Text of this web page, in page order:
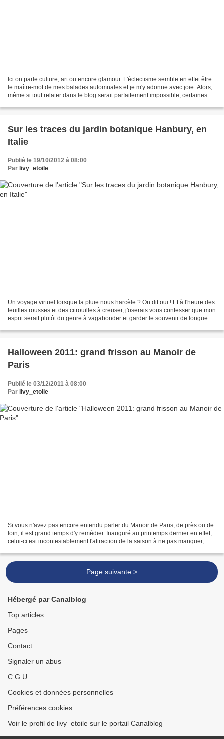
Ici on parle culture, art ou encore glamour. L'éclectisme semble en effet être
le maître-mot de mes balades automnales et je m'y adonne avec joie. Alors,
même si tout relater dans le blog serait parfaitement impossible, certaines
Sur les traces du jardin botanique Hanbury, en
Italie
Publié le 19/10/2012 à 08:00
Par livy_etoile
Un voyage virtuel lorsque la pluie nous harcèle ? On dit oui ! Et à l'heure des
feuilles rousses et des citrouilles à creuser, j'oserais vous confesser que mon
esprit serait plutôt du genre à vagabonder et garder le souvenir de longues
Halloween 2011: grand frisson au Manoir de
Paris
Publié le 03/12/2011 à 08:00
Par livy_etoile
Si vous n'avez pas encore entendu parler du Manoir de Paris, de près ou de
loin, il est grand temps d'y remédier. Inauguré au printemps dernier en effet,
celui-ci est incontestablement l'attraction de la saison à ne pas manquer,
Page suivante >
Hébergé par Canalblog
Top articles
Pages
Contact
Signaler un abus
C.G.U.
Cookies et données personnelles
Préférences cookies
Voir le profil de livy_etoile sur le portail Canalblog